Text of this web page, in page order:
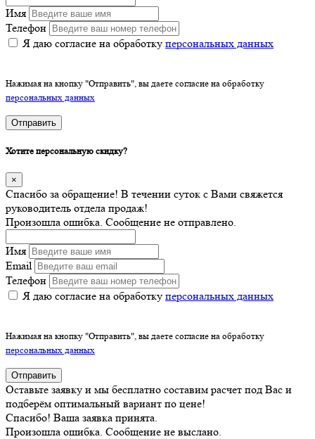
Имя
Телефон
Я даю согласие на обработку персональных данных
Нажимая на кнопку "Отправить", вы даете согласие на обработку
персональных данных
Отправить
Хотите персональную скидку?
×
Спасибо за обращение! В течении суток с Вами свяжется
руководитель отдела продаж!
Произошла ошибка. Сообщение не отправлено.
Имя
Email
Телефон
Я даю согласие на обработку персональных данных
Нажимая на кнопку "Отправить", вы даете согласие на обработку
персональных данных
Отправить
Оставьте заявку и мы бесплатно составим расчет под Вас и
подберём оптимальный вариант по цене!
Спасибо! Ваша заявка принята.
Произошла ошибка. Сообщение не выслано.